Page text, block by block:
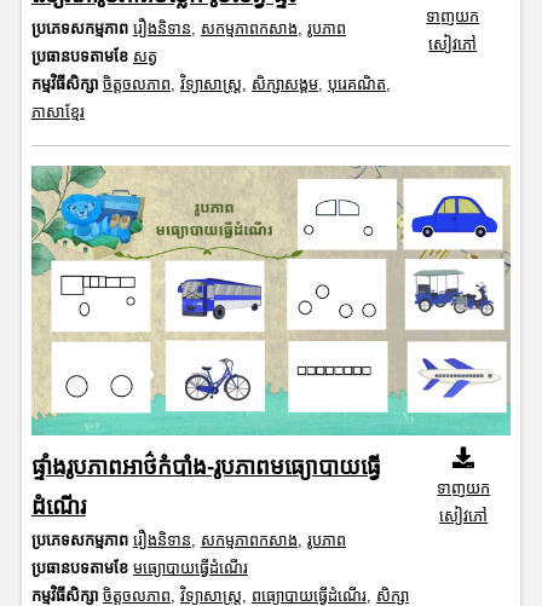
ប្រភេទសកម្មភាព រឿងនិទាន សកម្មភាពកសាង រូបភាព
ប្រធានបទតាមខែ សត្វ
កម្មវិធីសិក្សា ចិត្តចលភាព វិទ្យាសាស្រ្ត សិក្សាសង្គម, បុរេគណិត
ភាសាខ្មែរ
ទាញយក
សៀវភៅ
ផ្ទាំងរូបភាពអាថ៌កំបាំង-រូបភាពមធ្យោបាយធ្វើ
ដំណើរ
ប្រភេទសកម្មភាព រឿងនិទាន សកម្មភាពកសាង រូបភាព
ប្រធានបទតាមខែ មធ្យោបាយធ្វើដំណើរ
កម្មវិធីសិក្សា ចិត្តចលភាព វិទ្យាសាស្រ្ត ពធ្យោបាយធ្វើដំណើរ, សិក្សា
ទាញយក
សៀវភៅ